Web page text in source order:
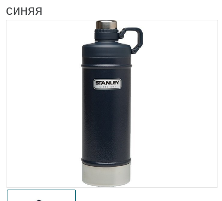
синяя